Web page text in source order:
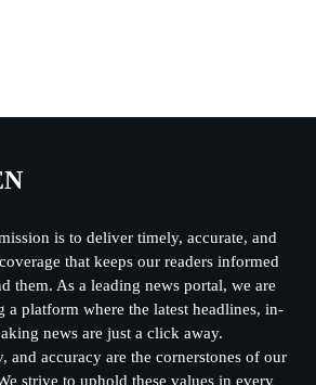
is to deliver timely, accurate, and
that keeps our readers informed
them. As a leading news portal, we are
a platform where the latest headlines, in-
news are just a click away.
and accuracy are the cornerstones of our
strive to uphold these values in every